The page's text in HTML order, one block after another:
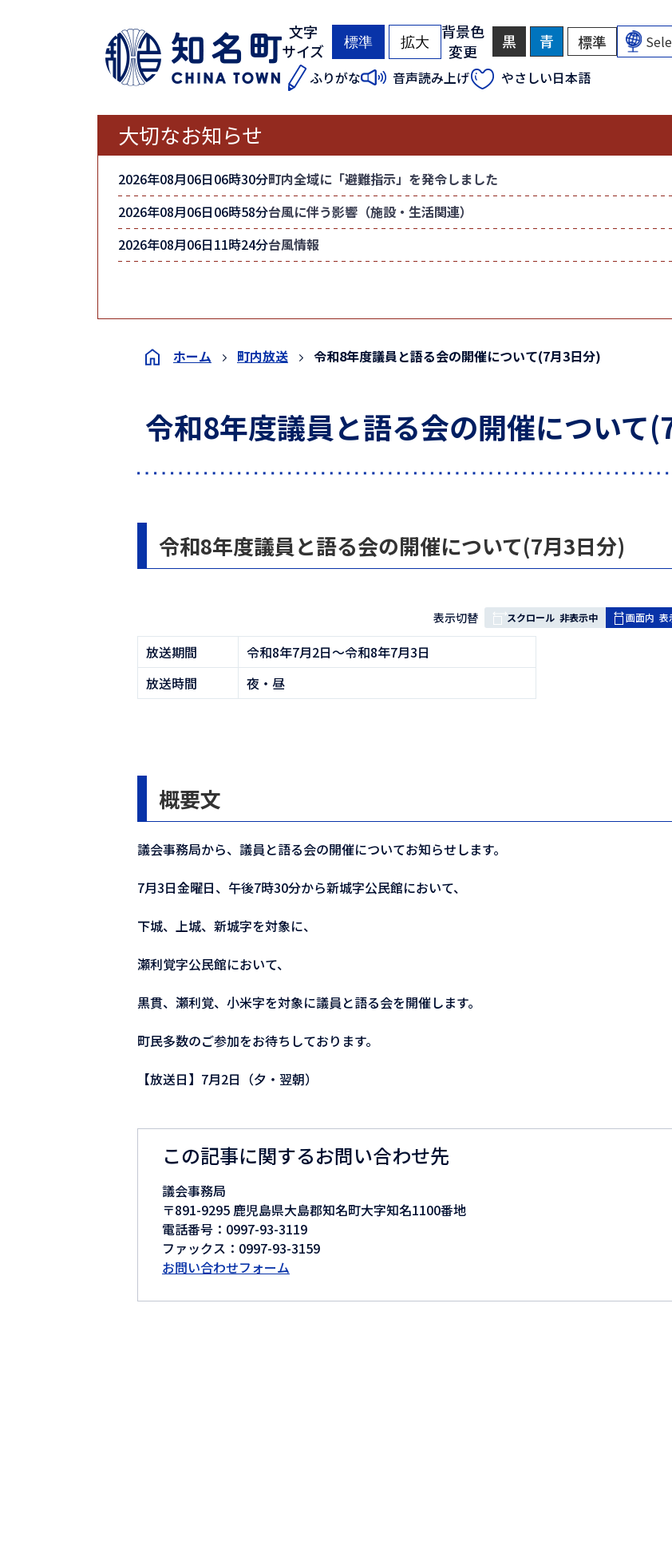
文字
サイズ
標準
（
期
拡大
（
期
背景色
変更
黒
景
色
を
色
る
青
景
色
を
色
る
標準
景
に
ふりがな 音声読み上げ やさしい日本語
大切なお知らせ
2026年08月06日06時30分町内全域に「避難指示」を発令しました
2026年08月06日06時58分台風に伴う影響（施設・生活関連）
2026年08月06日11時24分台風情報
ホーム 町内放送 令和8年度議員と語る会の開催について(7月3日分)
令和8年度議員と語る会の開催について
令和8年度議員と語る会の開催について(7月3日分)
表
組
表示切替 スクロール 非表示中 画面内 表
放送期間
令和8年7月2日〜令和8年7月3日
放送時間
夜・昼
概要文
議会事務局から、議員と語る会の開催についてお知らせします。
7月3日金曜日、午後7時30分から新城字公民館において、
下城、上城、新城字を対象に、
瀬利覚字公民館において、
黒貫、瀬利覚、小米字を対象に議員と語る会を開催します。
町民多数のご参加をお待ちしております。
【放送日】7月2日（夕・翌朝）
この記事に関するお問い合わせ先
議会事務局
〒891-9295 鹿児島県大島郡知名町大字知名1100番地
電話番号：0997-93-3119
ファックス：0997-93-3159
お問い合わせフォーム